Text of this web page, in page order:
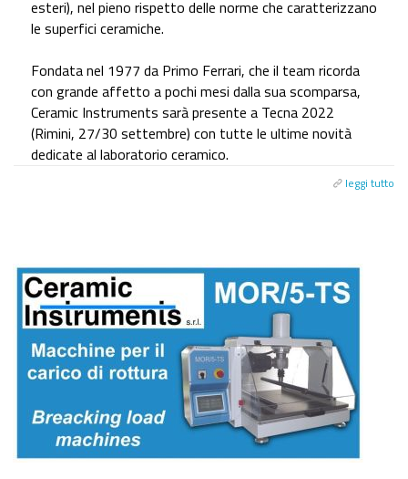
esteri), nel pieno rispetto delle norme che caratterizzano
le superfici ceramiche.
Fondata nel 1977 da Primo Ferrari, che il team ricorda
con grande affetto a pochi mesi dalla sua scomparsa,
Ceramic Instruments sarà presente a Tecna 2022
(Rimini, 27/30 settembre) con tutte le ultime novità
dedicate al laboratorio ceramico.
leggi tutto